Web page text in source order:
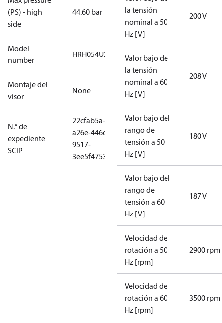
(PS) - high
side
44.60 bar
Model
number
HRH054U2LP6A
Montaje del
visor
None
N.° de
expediente
SCIP
22cfab5a-
a26e-446d-
9517-
3ee5f4753699
la tensión
nominal a 50
Hz [V]
200 V
Valor bajo de
la tensión
nominal a 60
Hz [V]
208 V
Valor bajo del
rango de
tensión a 50
Hz [V]
180 V
Valor bajo del
rango de
tensión a 60
Hz [V]
187 V
Velocidad de
rotación a 50
Hz [rpm]
2900 rpm
Velocidad de
rotación a 60
Hz [rpm]
3500 rpm